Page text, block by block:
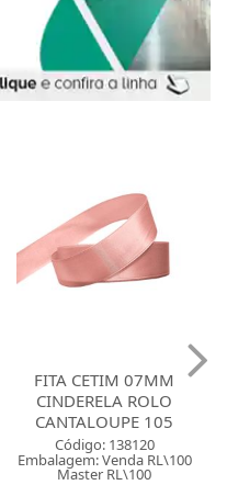
FITA CETIM 07MM
CINDERELA ROLO
CANTALOUPE 105
Código: 138120
Embalagem: Venda RL\100
Master RL\100